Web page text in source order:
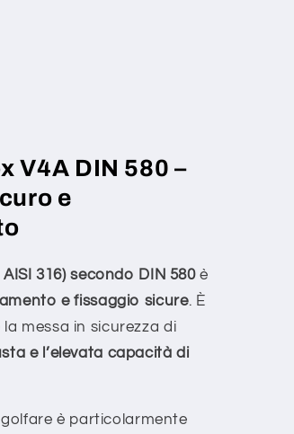
V4A DIN 580 –
e
316) secondo DIN 580è
e fissaggio sicure. È
messa in sicurezza di
e l’elevata capacità di
è particolarmente